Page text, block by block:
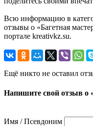
Всю информацию в
отзывы о «Багетная
портале kreativkz.su.
Ещё никто не оставил
Напишите свой отзыв о
Имя / Псевдоним